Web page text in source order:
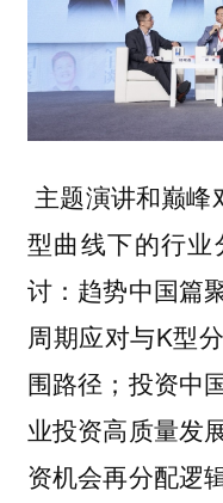
主题演讲和巅峰
型曲线下的行
讨： 趋势中国篇
周期应对与K型
围路径； 投资中
业投资高质量发
资机会再分配逻